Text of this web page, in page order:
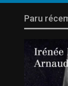
Paru